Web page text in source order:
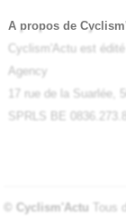
A propos de
Cyclism'Actu est édité
Agency
17 rue de la Suarlée,
SPRLS BE
© Cyclism'Actu Tous